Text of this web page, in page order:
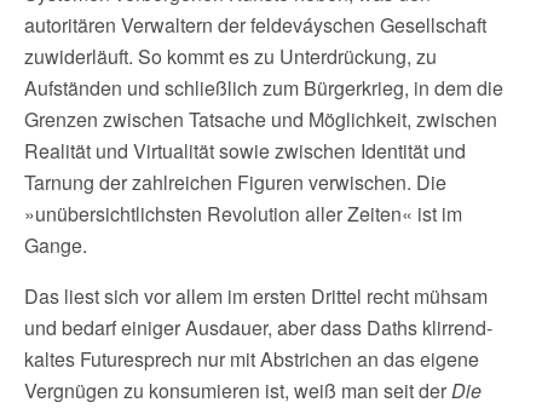
autoritären Verwaltern der feldeváyschen Gesellschaft
zuwiderläuft. So kommt es zu Unterdrückung, zu
Aufständen und schließlich zum Bürgerkrieg, in dem die
Grenzen zwischen Tatsache und Möglichkeit, zwischen
Realität und Virtualität sowie zwischen Identität und
Tarnung der zahlreichen Figuren verwischen. Die
»unübersichtlichsten Revolution aller Zeiten« ist im
Gange.
Das liest sich vor allem im ersten Drittel recht mühsam
und bedarf einiger Ausdauer, aber dass Daths klirrend-
kaltes Futuresprech nur mit Abstrichen an das eigene
Vergnügen zu konsumieren ist, weiß man seit derDie